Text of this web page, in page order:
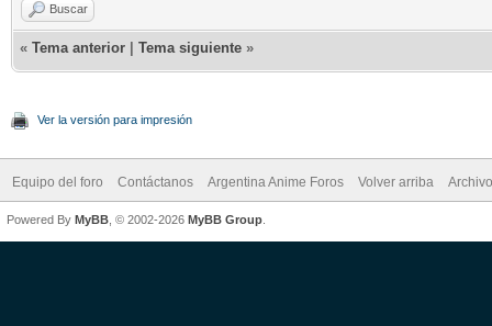
Buscar
« Tema anterior Tema siguiente »
Ver la versión para impresión
Equipo del foro Contáctanos Argentina Anime Foros Volver arriba
Powered By MyBB , © 2002-2026 MyBB Group